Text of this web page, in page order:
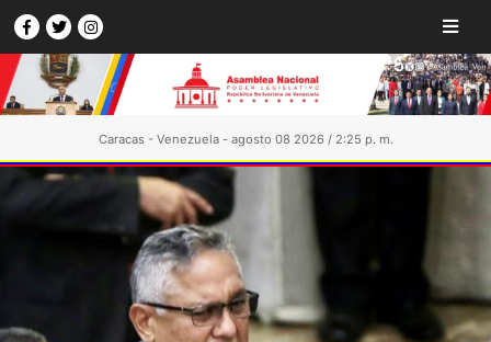
Caracas - Venezuela - agosto 08 2026 / 2:25 p. m.